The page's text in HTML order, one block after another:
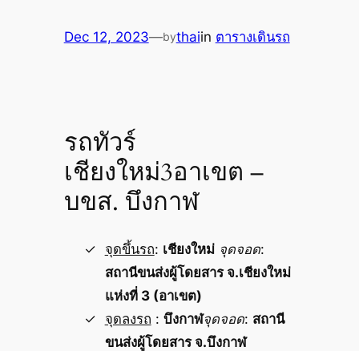
Dec 12, 2023—bythaiin ตารางเดินรถ
รถทัวร์
เชียงใหม่3อาเขต –
บขส. บึงกาฬ
จุดขึ้นรถ: เชียงใหม่ จุดจอด:
สถานีขนส่งผู้โดยสาร จ.เชียงใหม่
แห่งที่ 3 (อาเขต)
จุดลงรถ : บึงกาฬจุดจอด: สถานี
ขนส่งผู้โดยสาร จ.บึงกาฬ